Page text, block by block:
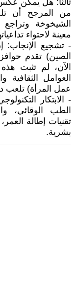
ثالثا: هل يمكن
من المرجح أن
الشيخوخة
معينة لاحتواء
- تشجيع الإنجاب:
الصين) تقدم
الآن، لم تثبت
العوامل الثقافية
عمل المرأة) تلعب
- الابتكار
الطب الوقائي،
تقنيات إطالة
بشرية.